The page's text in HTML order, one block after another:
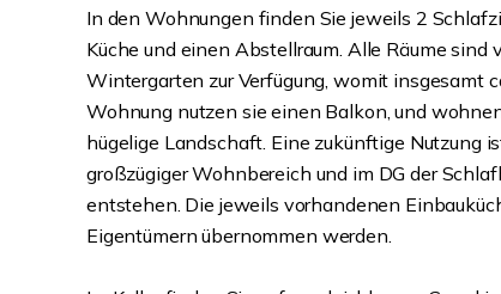
In den Wohnungen finden Sie jeweils 2
Küche und einen Abstellraum. Alle Räume sind
Wintergarten zur Verfügung, womit insgesamt
Wohnung nutzen sie einen Balkon, und
hügelige Landschaft. Eine zukünftige Nutzung
großzügiger Wohnbereich und im DG der
entstehen. Die jeweils vorhandenen
Eigentümern übernommen werden.